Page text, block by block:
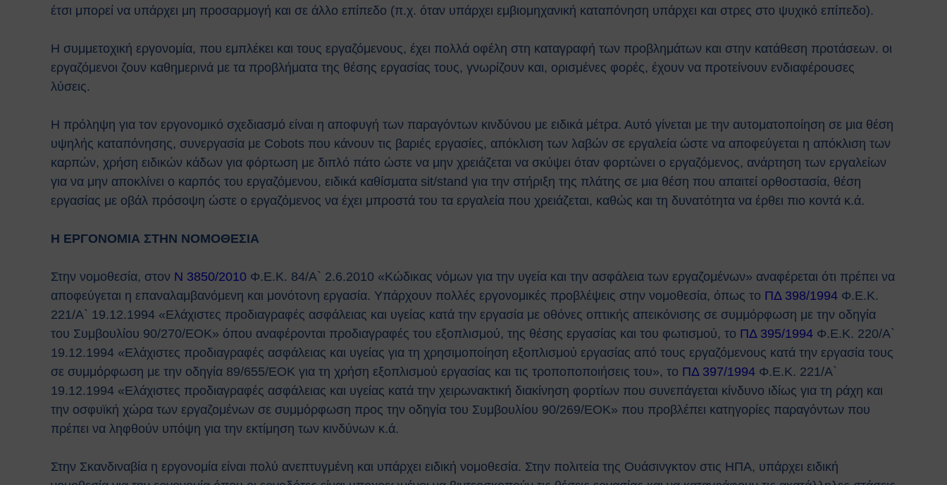
έτσι μπορεί να υπάρχει μη προσαρμογή και σε άλλο επίπεδο (π.χ. όταν υπάρχει εμβιομηχανική καταπόνηση υπάρχει και στρες στο ψυχικό επίπεδο).
Η συμμετοχική εργονομία, που εμπλέκει και τους εργαζόμενους, έχει πολλά οφέλη στη καταγραφή των προβλημάτων και στην κατάθεση προτάσεων. οι
εργαζόμενοι ζουν καθημερινά με τα προβλήματα της θέσης εργασίας τους, γνωρίζουν και, ορισμένες φορές, έχουν να προτείνουν ενδιαφέρουσες
λύσεις.
Η πρόληψη για τον εργονομικό σχεδιασμό είναι η αποφυγή των παραγόντων κινδύνου με ειδικά μέτρα. Αυτό γίνεται με την αυτοματοποίηση σε μια θέση
υψηλής καταπόνησης, συνεργασία με Cobots που κάνουν τις βαριές εργασίες, απόκλιση των λαβών σε εργαλεία ώστε να αποφεύγεται η απόκλιση των
καρπών, χρήση ειδικών κάδων για φόρτωση με διπλό πάτο ώστε να μην χρειάζεται να σκύψει όταν φορτώνει ο εργαζόμενος, ανάρτηση των εργαλείων
για να μην αποκλίνει ο καρπός του εργαζόμενου, ειδικά καθίσματα sit/stand για την στήριξη της πλάτης σε μια θέση που απαιτεί ορθοστασία, θέση
εργασίας με οβάλ πρόσοψη ώστε ο εργαζόμενος να έχει μπροστά του τα εργαλεία που χρειάζεται, καθώς και τη δυνατότητα να έρθει πιο κοντά κ.ά.
Η ΕΡΓΟΝΟΜΙΑ ΣΤΗΝ ΝΟΜΟΘΕΣΙΑ
Στην νομοθεσία, στον Ν 3850/2010 Φ.Ε.Κ. 84/Α` 2.6.2010 «Κώδικας νόμων για την υγεία και την ασφάλεια των εργαζομένων» αναφέρεται ότι πρέπει να
αποφεύγεται η επαναλαμβανόμενη και μονότονη εργασία. Υπάρχουν πολλές εργονομικές προβλέψεις στην νομοθεσία, όπως το ΠΔ 398/1994 Φ.Ε.Κ.
221/Α` 19.12.1994 «Eλάχιστες προδιαγραφές ασφάλειας και υγείας κατά την εργασία με οθόνες οπτικής απεικόνισης σε συμμόρφωση με την οδηγία
του Συμβουλίου 90/270/EOK» όπου αναφέρονται προδιαγραφές του εξοπλισμού, της θέσης εργασίας και του φωτισμού, το ΠΔ 395/1994 Φ.Ε.Κ. 220/Α`
19.12.1994 «Eλάχιστες προδιαγραφές ασφάλειας και υγείας για τη χρησιμοποίηση εξοπλισμού εργασίας από τους εργαζόμενους κατά την εργασία τους
σε συμμόρφωση με την οδηγία 89/655/EOK για τη χρήση εξοπλισμού εργασίας και τις τροποποποιήσεις του», το ΠΔ 397/1994 Φ.Ε.Κ. 221/Α`
19.12.1994 «Eλάχιστες προδιαγραφές ασφάλειας και υγείας κατά την χειρωνακτική διακίνηση φορτίων που συνεπάγεται κίνδυνο ιδίως για τη ράχη και
την οσφυϊκή χώρα των εργαζομένων σε συμμόρφωση προς την οδηγία του Συμβουλίου 90/269/EOK» που προβλέπει κατηγορίες παραγόντων που
πρέπει να ληφθούν υπόψη για την εκτίμηση των κινδύνων κ.ά.
Στην Σκανδιναβία η εργονομία είναι πολύ ανεπτυγμένη και υπάρχει ειδική νομοθεσία. Στην πολιτεία της Ουάσινγκτον στις ΗΠΑ, υπάρχει ειδική